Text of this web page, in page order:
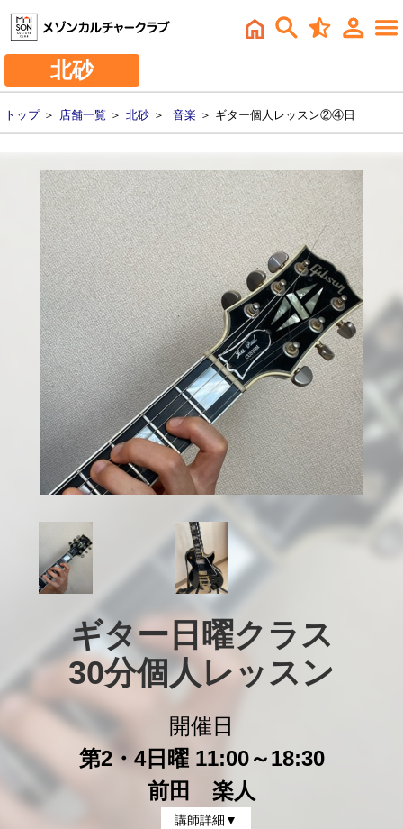
北砂
トップ＞ 店舗一覧 ＞ 北砂 ＞ 音楽 ＞ ギター個人レッスン②④日
ギター日曜クラス
30分個人レッスン
開催日
第2・4日曜 11:00～18:30
前田 楽人
講師詳細▼